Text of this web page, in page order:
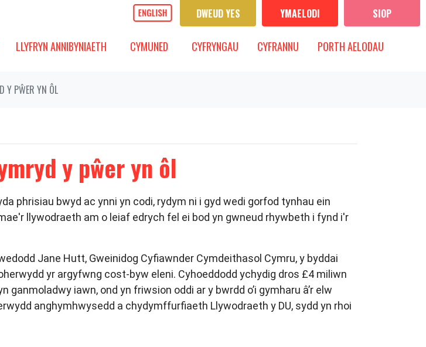
DWEUD YES YMAELODI SIOP
LLYFRYN ANNIBYNIAETH CYMUNED
DANGOS IS-FWYDLEN
CYMUNED CYFRYNGAU
DANGOS IS-FWYDLEN
CYFRYNGAU CYFRANNU PORTH AELODAU
Y PŴER YN ÔL
y pŵer yn ôl
phrisiau bwyd ac ynni yn codi, rydym ni i gyd wedi gorfod tynhau ein
llywodraeth am o leiaf edrych fel ei bod yn gwneud rhywbeth i fynd i'r
Jane Hutt, Gweinidog Cyfiawnder Cymdeithasol Cymru, y byddai
yr argyfwng cost-byw eleni. Cyhoeddodd ychydig dros £4 miliwn
iawn, ond yn friwsion oddi ar y bwrdd o’i gymharu â’r elw
anghymhwysedd a chydymffurfiaeth Llywodraeth y DU, sydd yn rhoi